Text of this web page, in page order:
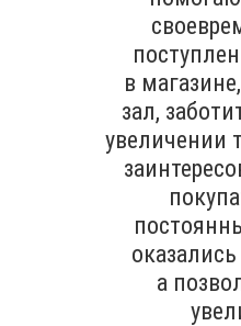
в
зал,
увеличении
а